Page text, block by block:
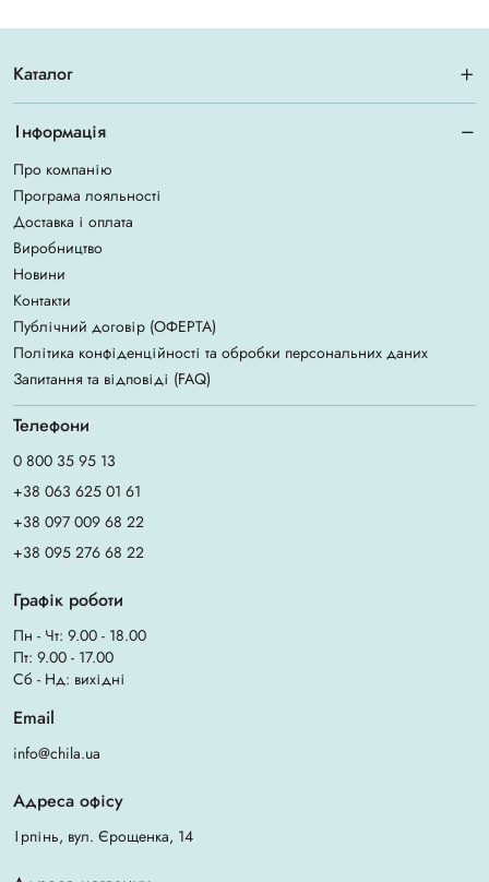
Каталог
Інформація
Про компанію
Програма лояльності
Доставка і оплата
Виробництво
Новини
Контакти
Публічний договір (ОФЕРТА)
Політика конфіденційності та обробки персональних даних
Запитання та відповіді (FAQ)
Телефони
0 800 35 95 13
+38 063 625 01 61
+38 097 009 68 22
+38 095 276 68 22
Графік роботи
Пн - Чт: 9.00 - 18.00
Пт: 9.00 - 17.00
Сб - Нд: вихідні
Email
info@chila.ua
Адреса офісу
Ірпінь, вул. Єрощенка, 14